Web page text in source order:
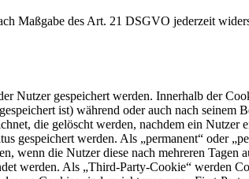
Maßgabe des Art. 21 DSGVO jederzeit
Nutzer gespeichert werden. Innerhalb der
ist) während oder auch nach seinem
die gelöscht werden, nachdem ein
gespeichert werden. Als „permanent“ oder
wenn die Nutzer diese nach mehreren
werden. Als „Third-Party-Cookie“ werden